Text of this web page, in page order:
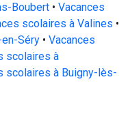
Boubert • Vacances
scolaires à Valines •
Séry • Vacances
scolaires à
scolaires à Buigny-lès-